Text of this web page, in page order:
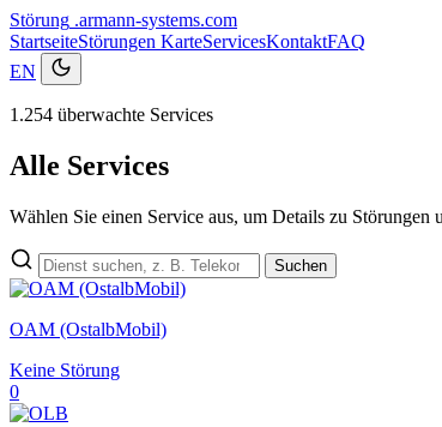
Störung .armann-systems.com
StartseiteStörungen KarteServicesKontaktFAQ
EN
1.254 überwachte Services
Alle Services
Wählen Sie einen Service aus, um Details zu Störungen
Suchen
OAM (OstalbMobil)
Keine Störung
0